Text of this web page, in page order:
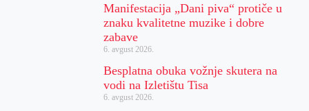
Manifestacija „Dani piva“ protiče u
znaku kvalitetne muzike i dobre
zabave
6. avgust 2026.
Besplatna obuka vožnje skutera na
vodi na Izletištu Tisa
6. avgust 2026.